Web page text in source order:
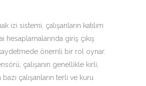
izi sistemi, çalışanların katılım
hesaplamalarında giriş çıkış
kaydetmede önemli bir rol oynar.
çalışanın genellikle kirli,
bazı çalışanların terli ve kuru